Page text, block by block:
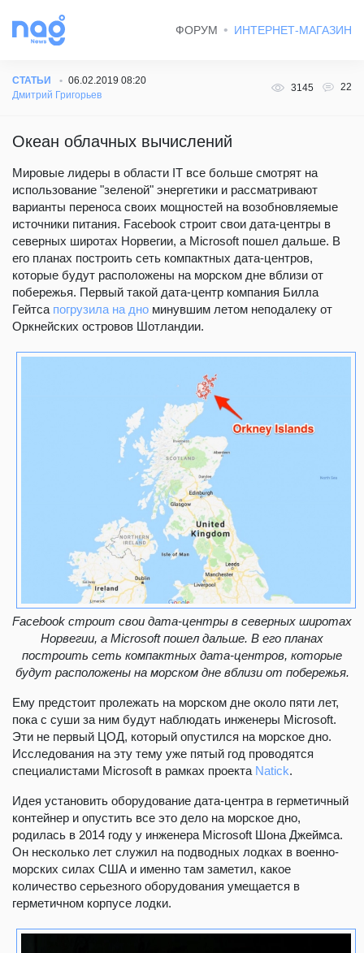
ФОРУМ ИНТЕРНЕТ-МАГАЗИН
СТАТЬИ
06.02.2019 08:20
Дмитрий Григорьев
3145 22
Океан облачных вычислений
Мировые лидеры в области IT все больше смотрят на
использование "зеленой" энергетики и рассматривают
варианты переноса своих мощностей на возобновляемые
источники питания. Facebook строит свои дата-центры в
северных широтах Норвегии, а Microsoft пошел дальше. В
его планах построить сеть компактных дата-центров,
которые будут расположены на морском дне вблизи от
побережья. Первый такой дата-центр компания Билла
Гейтса погрузила на дно минувшим летом неподалеку от
Оркнейских островов Шотландии.
Facebook строит свои дата-центры в северных широтах
Норвегии, а Microsoft пошел дальше. В его планах
построить сеть компактных дата-центров, которые
будут расположены на морском дне вблизи от побережья.
Ему предстоит пролежать на морском дне около пяти лет,
пока с суши за ним будут наблюдать инженеры Microsoft.
Эти не первый ЦОД, который опустился на морское дно.
Исследования на эту тему уже пятый год проводятся
специалистами Microsoft в рамках проекта Natick.
Идея установить оборудование дата-центра в герметичный
контейнер и опустить все это дело на морское дно,
родилась в 2014 году у инженера Microsoft Шона Джеймса.
Он несколько лет служил на подводных лодках в военно-
морских силах США и именно там заметил, какое
количество серьезного оборудования умещается в
герметичном корпусе лодки.